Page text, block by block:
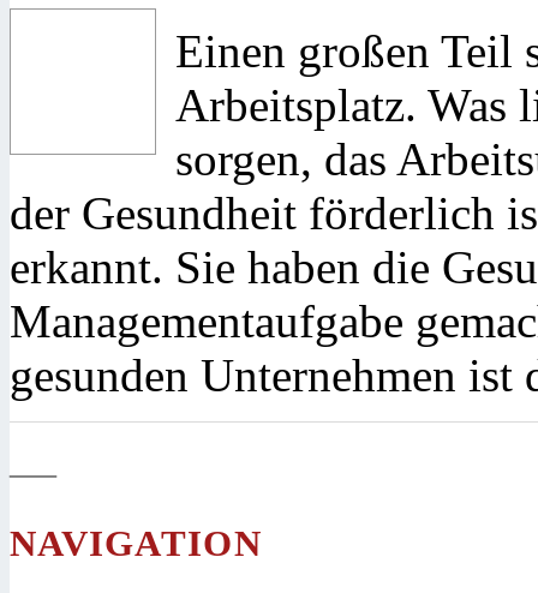
Einen großen Teil
Arbeitsplatz. Was
sorgen, das
der Gesundheit förderlich
erkannt. Sie haben die
Managementaufgabe
gesunden Unternehmen
—
NAVIGATION